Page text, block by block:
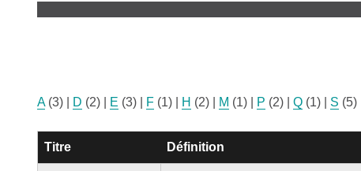
A(3) D (2) E (3) F (1) H (2) M (1) P (2) Q (1) S (5)
Titre Définition